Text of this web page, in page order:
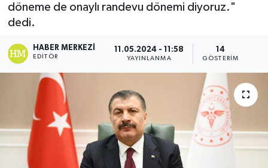
döneme de onaylı randevu dönemi diyoruz."
dedi.
HABER MERKEZI
EDITÖR
11.05.2024 - 11:58
YAYINLANMA
14
GÖSTERIM